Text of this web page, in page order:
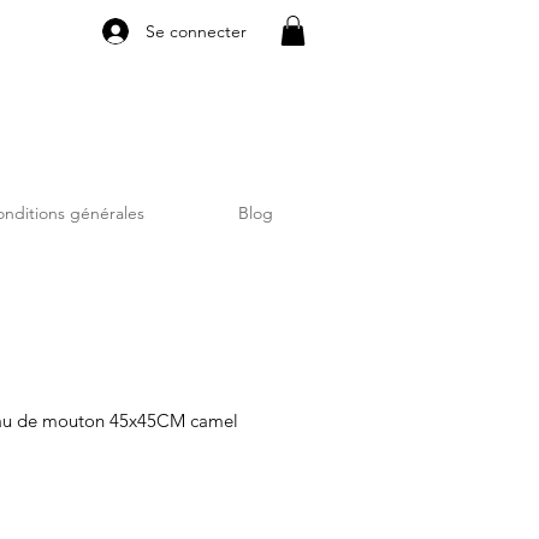
Se connecter
générales Blog
de mouton 45x45CM camel